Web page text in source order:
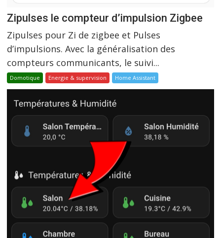
Zipulses le compteur d’impulsion Zigbee
Zipulses pour Zi de zigbee et Pulses
d’impulsions. Avec la généralisation des
compteurs communicants, le suivi...
Domotique Energie & supervision Home Assistant